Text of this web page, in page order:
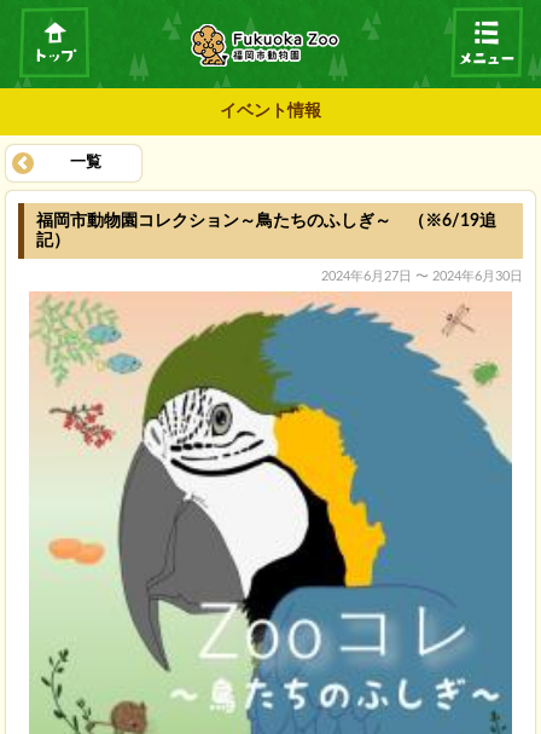
イベント情報
一覧
福岡市動物園コレクション～鳥たちのふしぎ～ （※6/19追
記）
2024年6月27日 〜 2024年6月30日